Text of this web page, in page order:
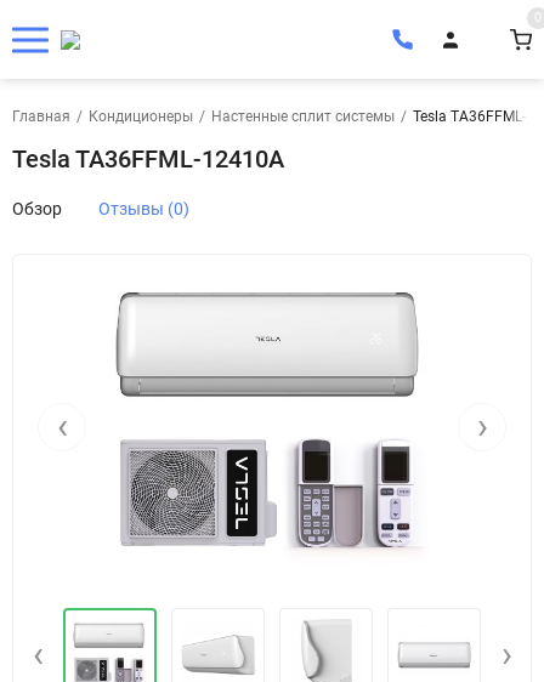
0
Главная / Кондиционеры / Настенные сплит системы / Tesla TA36FFML-
Tesla TA36FFML-12410A
Обзор Отзывы (0)
‹ ›
‹ ›